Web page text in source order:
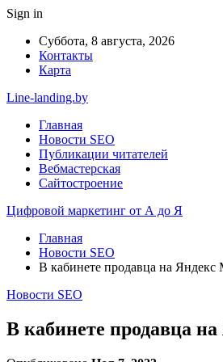
Sign in
Суббота, 8 августа, 2026
Контакты
Карта
Line-landing.by
Главная
Новости SEO
Публикации читателей
Вебмастерская
Сайтостроение
Цифровой маркетинг от А до Я
Главная
Новости SEO
В кабинете продавца на Яндекс
Новости SEO
В кабинете продавца